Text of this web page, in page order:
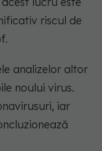
riscul de
analizelor altor
noului virus.
iar